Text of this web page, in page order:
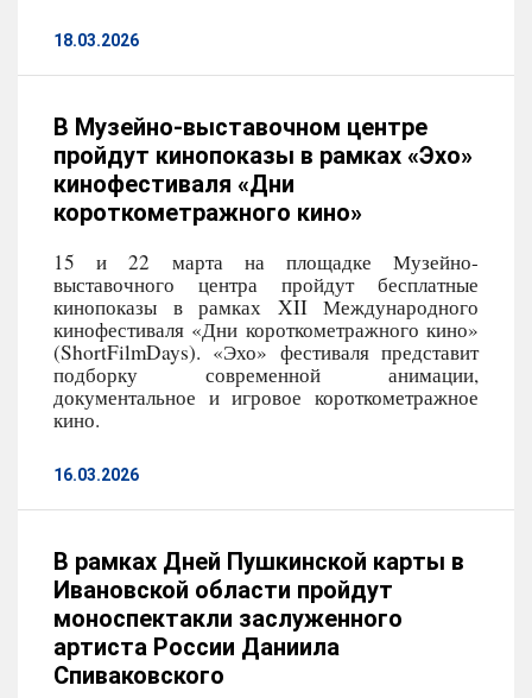
18.03.2026
В Музейно-выставочном центре
пройдут кинопоказы в рамках «Эхо»
кинофестиваля «Дни
короткометражного кино»
15 и 22 марта на площадке Музейно-
выставочного центра пройдут бесплатные
кинопоказы в рамках XII Международного
кинофестиваля «Дни короткометражного кино»
(ShortFilmDays). «Эхо» фестиваля представит
подборку современной анимации,
документальное и игровое короткометражное
кино.
16.03.2026
В рамках Дней Пушкинской карты в
Ивановской области пройдут
моноспектакли заслуженного
артиста России Даниила
Спиваковского